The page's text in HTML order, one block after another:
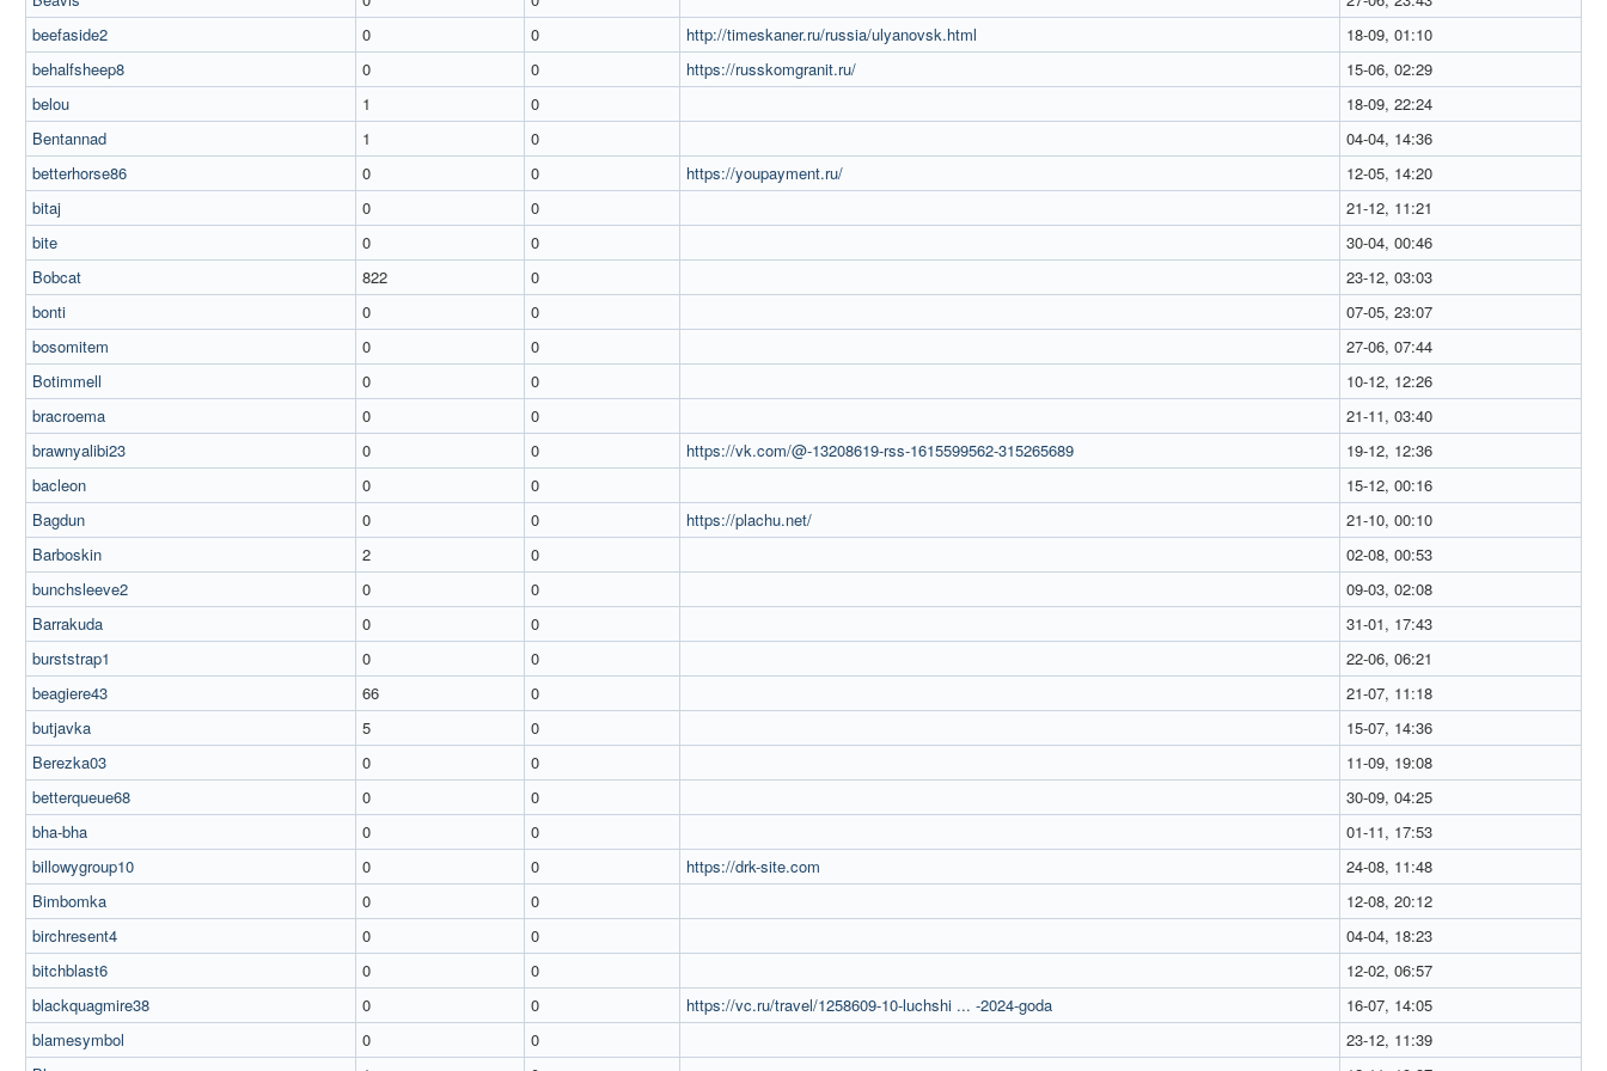
beefaside2
0 0 http://timeskaner.ru/russia/ulyanovsk.html
18-09, 01:10
behalfsheep8
0 0 https://russkomgranit.ru/
15-06, 02:29
belou
1 0
18-09, 22:24
Bentannad
1 0
04-04, 14:36
betterhorse86
0 0 https://youpayment.ru/
12-05, 14:20
bitaj
0 0
21-12, 11:21
bite
0 0
30-04, 00:46
Bobcat
822 0
23-12, 03:03
bonti
0 0
07-05, 23:07
bosomitem
0 0
27-06, 07:44
Botimmell
0 0
10-12, 12:26
bracroema
0 0
21-11, 03:40
brawnyalibi23
0 0 https://vk.com/@-13208619-rss-1615599562-315265689
19-12, 12:36
bacleon
0 0
15-12, 00:16
Bagdun
0 0 https://plachu.net/
21-10, 00:10
Barboskin
2 0
02-08, 00:53
bunchsleeve2
0 0
09-03, 02:08
Barrakuda
0 0
31-01, 17:43
burststrap1
0 0
22-06, 06:21
beagiere43
66 0
21-07, 11:18
butjavka
5 0
15-07, 14:36
Berezka03
0 0
11-09, 19:08
betterqueue68
0 0
30-09, 04:25
bha-bha
0 0
01-11, 17:53
billowygroup10
0 0 https://drk-site.com
24-08, 11:48
Bimbomka
0 0
12-08, 20:12
birchresent4
0 0
04-04, 18:23
bitchblast6
0 0
12-02, 06:57
blackquagmire38
0 0 https://vc.ru/travel/1258609-10-luchshi ... -2024-goda
16-07, 14:05
blamesymbol
0 0
23-12, 11:39